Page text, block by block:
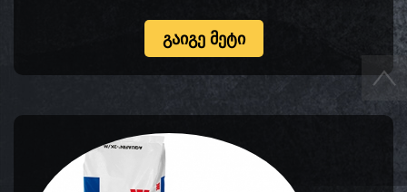
ᲒᲐᲘᲒᲔ ᲛᲔᲢᲘ